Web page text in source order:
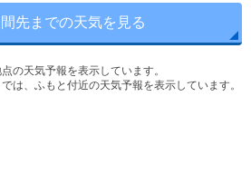
先までの天気を見る
の天気予報を表示しています。
は、ふもと付近の天気予報を表示しています。